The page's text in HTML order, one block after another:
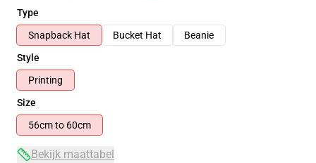
Type
Snapback Hat
Bucket Hat
Beanie
Style
Printing
Size
56cm to 60cm
Bekijk maattabel